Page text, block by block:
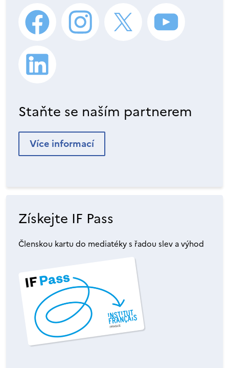
Staňte se naším partnerem
Více informací
Získejte IF Pass
Členskou kartu do mediatéky s řadou slev a výhod